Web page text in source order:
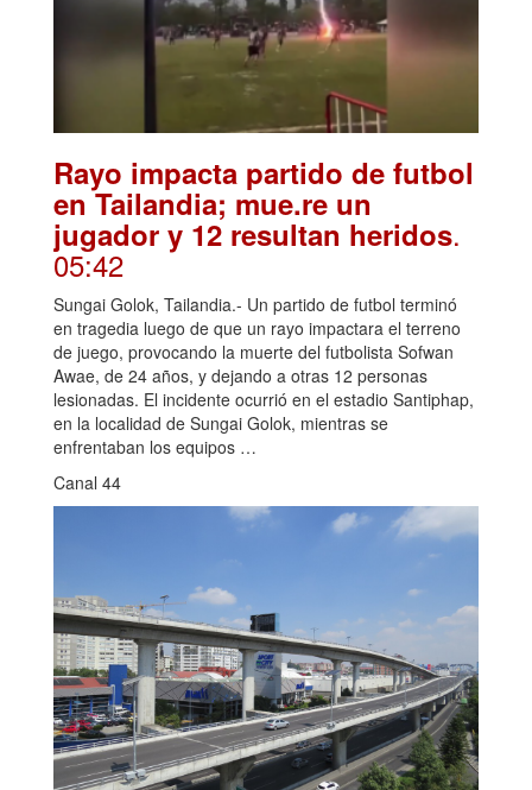
Rayo impacta partido de futbol
en Tailandia; mue.re un
jugador y 12 resultan heridos.
05:42
Sungai Golok, Tailandia.- Un partido de futbol terminó
en tragedia luego de que un rayo impactara el terreno
de juego, provocando la muerte del futbolista Sofwan
Awae, de 24 años, y dejando a otras 12 personas
lesionadas. El incidente ocurrió en el estadio Santiphap,
en la localidad de Sungai Golok, mientras se
enfrentaban los equipos …
Canal 44